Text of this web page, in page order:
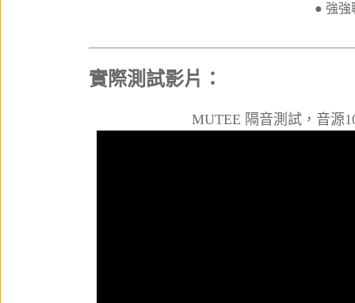
● 強強
實際測試影片：
MUTEE 隔音測試，音源